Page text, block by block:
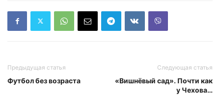
Предыдущая статья
Футбол без возраста
Следующая статья
«Вишнёвый сад». Почти как
у Чехова…